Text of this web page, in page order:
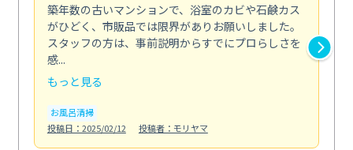
築年数の古いマンションで、浴室のカビや石鹸カス
がひどく、市販品では限界がありお願いしました。
スタッフの方は、事前説明からすでにプロらしさを
感...
もっと見る
お風呂清掃
投稿日：2025/02/12
投稿者：モリヤマ